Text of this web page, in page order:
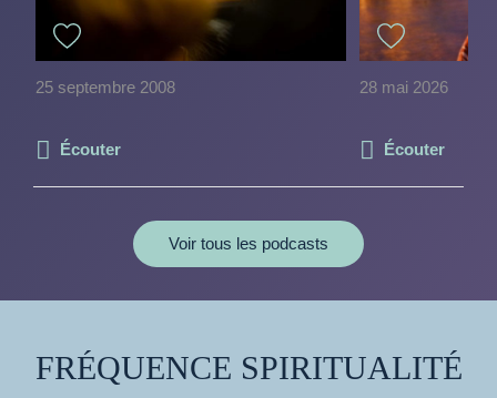
25 septembre 2008
Écouter
28 mai 2026
Écouter
Voir tous les podcasts
FRÉQUENCE SPIRITUALITÉ